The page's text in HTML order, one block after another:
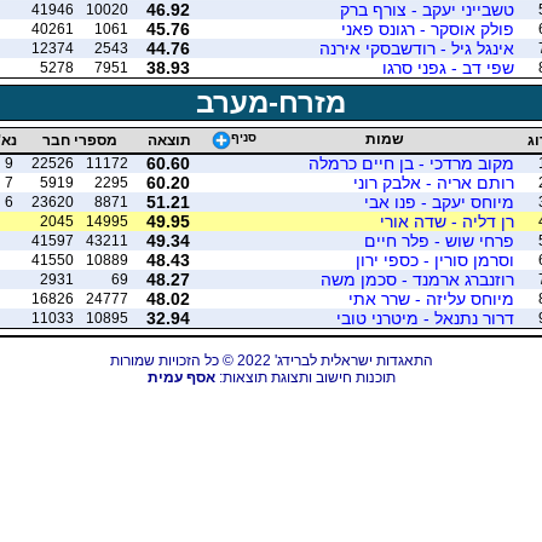
טשבייני יעקב - צורף ברק 46.92
10020
41946
פולק אוסקר - רגונס פאני 45.76
1061
40261
אינגל גיל - רודשבסקי אירנה 44.76
2543
12374
שפי דב - גפני סרגו 38.93
7951
5278
מזרח-מערב
שמות סניף תוצאה מספרי חבר
1
מקוב מרדכי - בן חיים כרמלה 60.60
11172
22526
9
רותם אריה - אלבק רוני 60.20
2295
5919
7
מיוחס יעקב - פנו אבי 51.21
8871
23620
6
רן דליה - שדה אורי 49.95
14995
2045
פרחי שוש - פלר חיים 49.34
43211
41597
וסרמן סורין - כספי ירון 48.43
10889
41550
רוזנברג ארמנד - סכמן משה 48.27
69
2931
מיוחס עליזה - שרר אתי 48.02
24777
16826
דרור נתנאל - מיטרני טובי 32.94
10895
11033
התאגדות ישראלית לברידג' 2022 © כל הזכויות שמורות
תוכנות חישוב ותצוגת תוצאות:אסף עמית